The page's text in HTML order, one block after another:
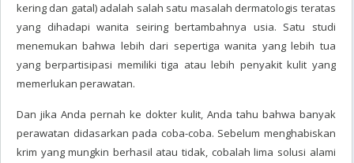
kering dan gatal) adalah salah satu masalah dermatologis teratas
yang dihadapi wanita seiring bertambahnya usia. Satu studi
menemukan bahwa lebih dari sepertiga wanita yang lebih tua
yang berpartisipasi memiliki tiga atau lebih penyakit kulit yang
memerlukan perawatan.
Dan jika Anda pernah ke dokter kulit, Anda tahu bahwa banyak
perawatan didasarkan pada coba-coba. Sebelum menghabiskan
krim yang mungkin berhasil atau tidak, cobalah lima solusi alami